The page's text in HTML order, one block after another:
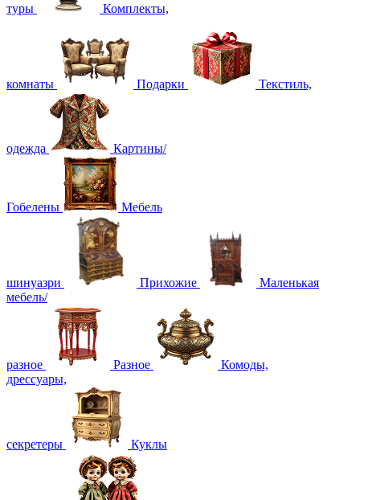
туры Комплекты,
комнаты Подарки Текстиль,
одежда Картины/
Гобелены Мебель
шинуазри Прихожие
Маленькая
мебель/
разное Разное
Комоды,
дрессуары,
секретеры Куклы